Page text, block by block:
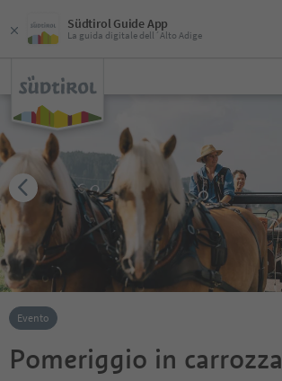
Südtirol Guide App
La guida digitale dell´Alto Adige
Evento
Pomeriggio in carrozza